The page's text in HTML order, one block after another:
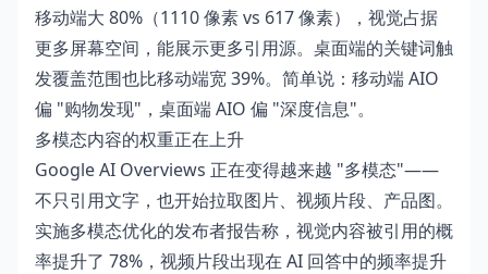
移动端大 80%（1110 像素 vs 617 像素），视觉占据
更多屏幕空间，能展示更多引用源。桌面端的关键词触
发覆盖范围也比移动端宽 39%。简单说：移动端 AIO
偏 "购物发现"，桌面端 AIO 偏 "深度信息"。
多模态内容的权重正在上升
Google AI Overviews 正在变得越来越 "多模态"——
不只引用文字，也开始拉取图片、视频片段、产品图。
实施多模态优化的发布者报告称，视觉内容被引用的概
率提升了 78%，视频片段出现在 AI 回答中的频率提升